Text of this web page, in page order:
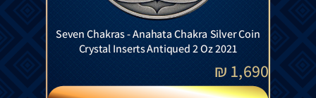
Seven Chakras - Anahata Chakra Silver Coin
Crystal Inserts Antiqued 2 Oz 2021
1,690
₪